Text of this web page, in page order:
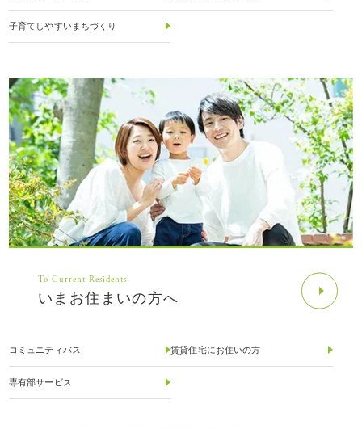
子育てしやすいまちづくり
To Current Residents
いまお住まいの方へ
コミュニティバス
専有部サービス
賃貸住宅にお住いの方